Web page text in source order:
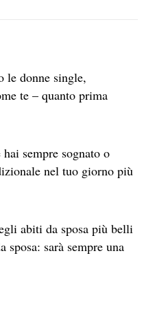
le donne single,
te – quanto prima
sempre sognato o
nel tuo giorno più
abiti da sposa più belli
sarà sempre una